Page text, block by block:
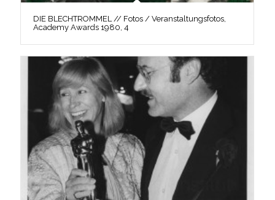
DIE BLECHTROMMEL // Fotos / Veranstaltungsfotos,
Academy Awards 1980, 4